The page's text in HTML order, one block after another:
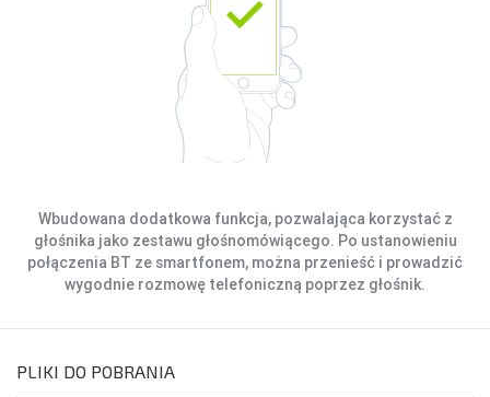
Wbudowana dodatkowa funkcja, pozwalająca korzystać z
głośnika jako zestawu głośnomówiącego. Po ustanowieniu
połączenia BT ze smartfonem, można przenieść i prowadzić
wygodnie rozmowę telefoniczną poprzez głośnik.
PLIKI DO POBRANIA